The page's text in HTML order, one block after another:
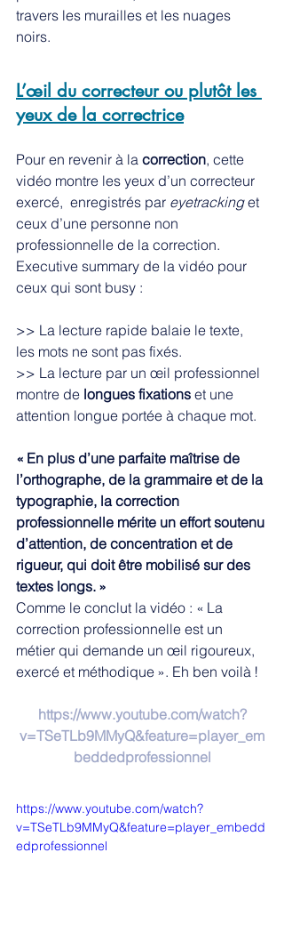
travers les murailles et les nuages
noirs.
L’œil du correcteur ou plutôt les
yeux de la correctrice
Pour en revenir à la correction, cette
vidéo montre les yeux d’un correcteur
exercé,  enregistrés par eyetracking et
ceux d’une personne non
professionnelle de la correction.
Executive summary de la vidéo pour
ceux qui sont busy :
>> La lecture rapide balaie le texte,
les mots ne sont pas fixés.
>> La lecture par un œil professionnel
montre de longues fixations et une
attention longue portée à chaque mot.
« En plus d’une parfaite maîtrise de
l’orthographe, de la grammaire et de la
typographie, la correction
professionnelle mérite un effort soutenu
d’attention, de concentration et de
rigueur, qui doit être mobilisé sur des
textes longs. »
Comme le conclut la vidéo : « La
correction professionnelle est un
métier qui demande un œil rigoureux,
exercé et méthodique ». Eh ben voilà !
https://www.youtube.com/watch?
v=TSeTLb9MMyQ&feature=player_em
beddedprofessionnel
https://www.youtube.com/watch?
v=TSeTLb9MMyQ&feature=player_embedd
edprofessionnel